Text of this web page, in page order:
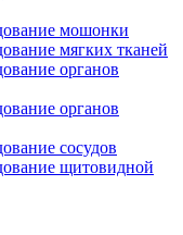
мошонки
мягких тканей
органов
органов
сосудов
щитовидной